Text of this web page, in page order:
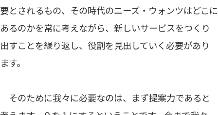
要とされるもの、その時代のニーズ・ウォンツはどこに
あるのかを常に考えながら、新しいサービスをつくり
出すことを繰り返し、役割を見出していく必要があり
ます。
そのために我々に必要なのは、まず提案力であると